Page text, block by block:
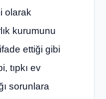
olarak
kurumunu
ettiği gibi
tıpkı ev
sorunlara